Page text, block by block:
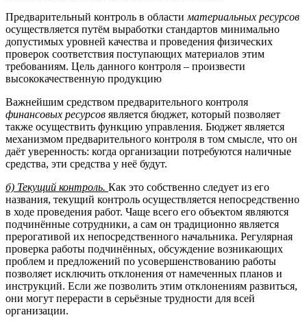
Предварительный контроль в области материальных ресурсов
осуществляется путём выработки стандартов минимально
допустимых уровней качества и проведения физических
проверок соответствия поступающих материалов этим
требованиям. Цель данного контроля – произвести
высококачественную продукцию
Важнейшим средством предварительного контроля
финансовых ресурсов является бюджет, который позволяет
также осуществить функцию управления. Бюджет является
механизмом предварительного контроля в том смысле, что он
даёт уверенность: когда организации потребуются наличные
средства, эти средства у неё будут.
б) Текущий контроль. Как это собственно следует из его
названия, текущий контроль осуществляется непосредственно
в ходе проведения работ. Чаще всего его объектом являются
подчинённые сотрудники, а сам он традиционно является
прерогативой их непосредственного начальника. Регулярная
проверка работы подчинённых, обсуждение возникающих
проблем и предложений по усовершенствованию работы
позволяет исключить отклонения от намеченных планов и
инструкций. Если же позволить этим отклонениям развиться,
они могут перерасти в серьёзные трудности для всей
организации.